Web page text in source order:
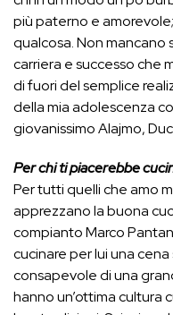
più paterno e
qualcosa. Non
carriera e successo che
di fuori del semplice
della mia adolescenza
giovanissimo Alajmo,
Per chi ti piacerebbe
Per tutti quelli che amo
apprezzano la buona
compianto Marco
cucinare per lui una
consapevole di una
hanno un’ottima cultura